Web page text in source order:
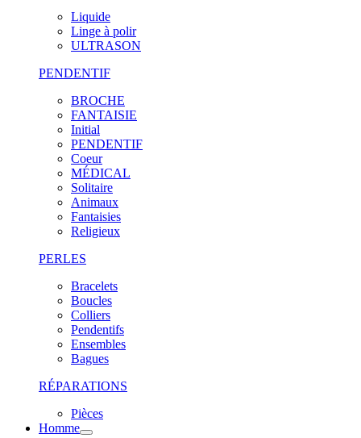
Liquide
Linge à polir
ULTRASON
PENDENTIF
BROCHE
FANTAISIE
Initial
PENDENTIF
Coeur
MÉDICAL
Solitaire
Animaux
Fantaisies
Religieux
PERLES
Bracelets
Boucles
Colliers
Pendentifs
Ensembles
Bagues
RÉPARATIONS
Pièces
Homme